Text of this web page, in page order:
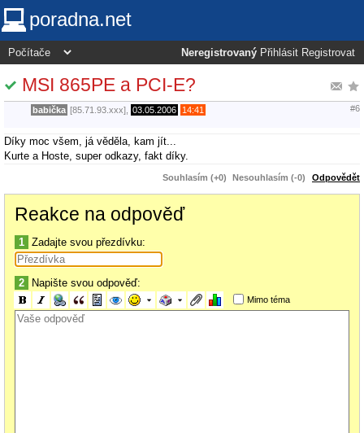
poradna.net
Neregistrovaný Přihlásit Registrovat
MSI 865PE a PCI-E?
babička [85.71.93.xxx], 03.05.2006 14:41 #6
Díky moc všem, já věděla, kam jít...
Kurte a Hoste, super odkazy, fakt díky.
Souhlasím (+0) Nesouhlasím (-0) Odpovědět
Reakce na odpověď
1 Zadajte svou přezdívku:
2 Napište svou odpověď:
Mimo téma